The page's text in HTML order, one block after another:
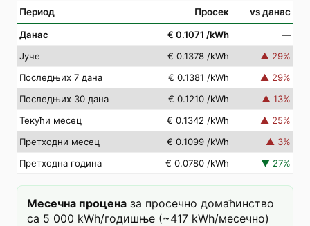
Период Просек vs данас
Данас € 0.1071 /kWh
—
Јуче
€ 0.1378 /kWh ▲ 29%
Последњих 7 дана
€ 0.1381 /kWh ▲ 29%
Последњих 30 дана
€ 0.1210 /kWh ▲ 13%
Текући месец
€ 0.1342 /kWh ▲ 25%
Претходни месец
€ 0.1099 /kWh ▲ 3%
Претходна година
€ 0.0780 /kWh ▼ 27%
Месечна процена за просечно домаћинство
са 5 000 kWh/годишње (~417 kWh/месечно)